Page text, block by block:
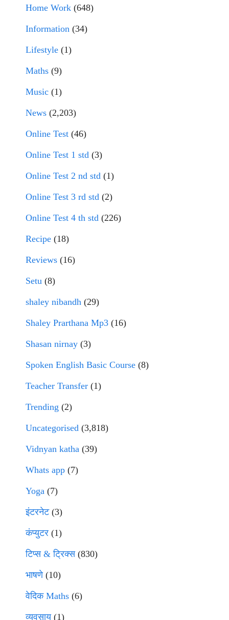
Home Work (648)
Information (34)
Lifestyle (1)
Maths (9)
Music (1)
News (2,203)
Online Test (46)
Online Test 1 std (3)
Online Test 2 nd std (1)
Online Test 3 rd std (2)
Online Test 4 th std (226)
Recipe (18)
Reviews (16)
Setu (8)
shaley nibandh (29)
Shaley Prarthana Mp3 (16)
Shasan nirnay (3)
Spoken English Basic Course (8)
Teacher Transfer (1)
Trending (2)
Uncategorised (3,818)
Vidnyan katha (39)
Whats app (7)
Yoga (7)
इंटरनेट(3)
कंप्युटर (1)
टिप्स & ट्रिक्स(830)
भाषणे(10)
वेदिक Maths (6)
व्यवसाय(1)